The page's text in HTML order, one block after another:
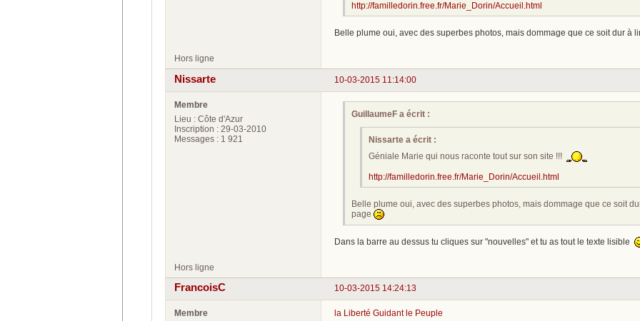
http://familledorin.free.fr/Marie_Dorin/Accueil.html
Belle plume oui, avec des superbes photos, mais dommage que ce soit dur à
Hors ligne
10-03-2015 11:14:00
Nissarte
Membre
Lieu : Côte d'Azur
Inscription : 29-03-2010
Messages : 1 921
GuillaumeF a écrit :
Nissarte a écrit :
Géniale Marie qui nous raconte tout sur son site !!!
http://familledorin.free.fr/Marie_Dorin/Accueil.html
Belle plume oui, avec des superbes photos, mais dommage que ce soit
page
Dans la barre au dessus tu cliques sur "nouvelles" et tu as tout le texte lisible
Hors ligne
10-03-2015 14:24:13
FrancoisC
Membre la Liberté Guidant le Peuple